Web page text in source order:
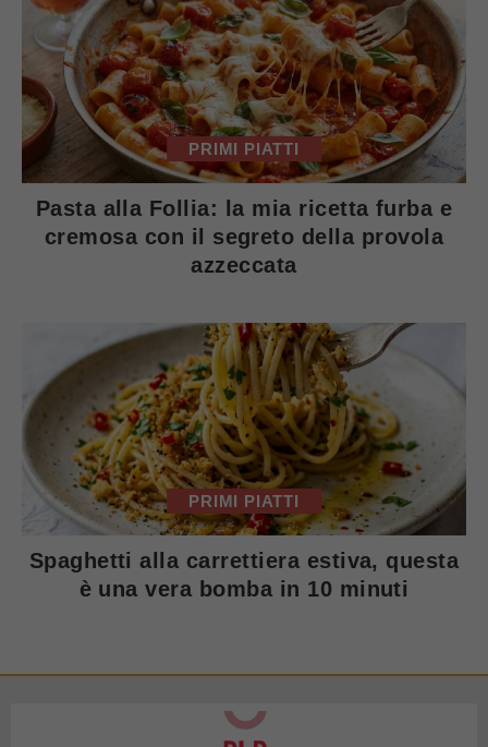
PRIMI PIATTI
Pasta alla Follia: la mia ricetta furba e
cremosa con il segreto della provola
azzeccata
PRIMI PIATTI
Spaghetti alla carrettiera estiva, questa
è una vera bomba in 10 minuti